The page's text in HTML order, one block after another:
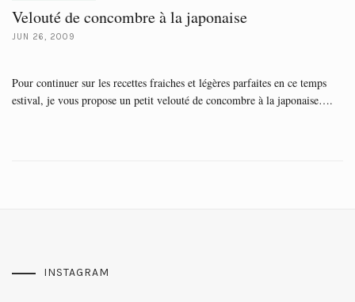
Velouté de concombre à la japonaise
JUN 26, 2009
Pour continuer sur les recettes fraiches et légères parfaites en ce temps
estival, je vous propose un petit velouté de concombre à la japonaise….
INSTAGRAM